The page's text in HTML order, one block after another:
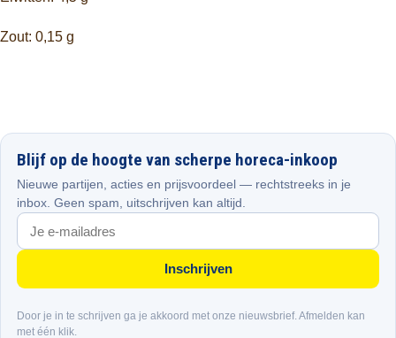
Zout: 0,15 g
Blijf op de hoogte van scherpe horeca-inkoop
Nieuwe partijen, acties en prijsvoordeel — rechtstreeks in je
inbox. Geen spam, uitschrijven kan altijd.
Inschrijven
Door je in te schrijven ga je akkoord met onze nieuwsbrief. Afmelden kan
met één klik.